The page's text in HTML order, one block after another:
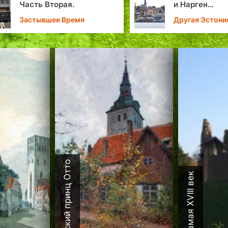
и Нарген…
Другая Эстония
Таллинне
Личности в
Таллина
Датский принц Отто Каламая XVIII век